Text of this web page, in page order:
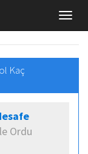
Kaç
Ordu